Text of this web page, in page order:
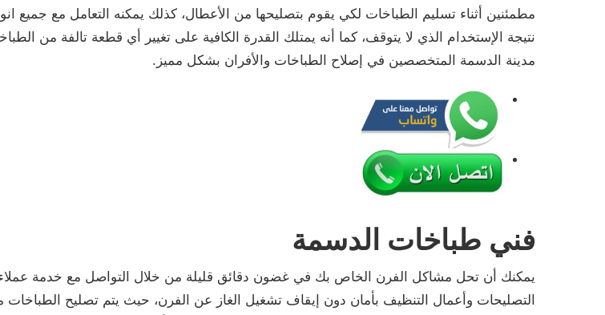
مطمئنين أثناء تسليم الطباخات لكي يقوم بتصليحها من الأعطال، كذلك يمكنه التعامل مع
نتيجة الإستخدام الذي لا يتوقف، كما أنه يمتلك القدرة الكافية على تغيير أي قطعة تالفة من
مدينة الدسمة المتخصصين في إصلاح الطباخات والأفران بشكل مميز.
فني طباخات الدسمة
يمكنك أن تحل مشاكل الفرن الخاص بك في غضون دقائق قليلة من خلال التواصل مع خدمة عملاء
التصليحات وأعمال التنظيف بأمان دون إيقاف تشغيل الغاز عن الفرن، حيث يتم تصليح